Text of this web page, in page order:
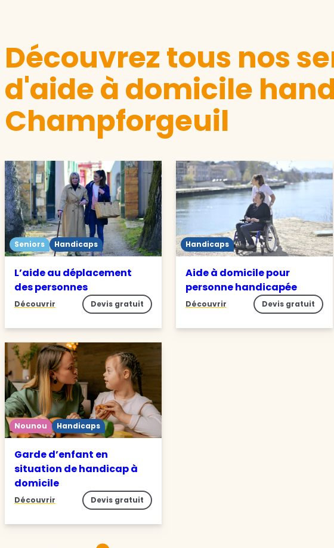
Découvrez tous nos
d'aide à domicile
Champforgeuil
Seniors Handicaps
L’aide au déplacement
des personnes
Découvrir Devis gratuit
Handicaps
Aide à domicile pour
personne handicapée
Découvrir Devis gratuit
Nounou Handicaps
Garde d’enfant en
situation de handicap à
domicile
Découvrir Devis gratuit